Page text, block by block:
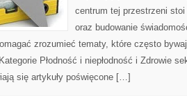
centrum tej przestrzeni
oraz budowanie
zrozumieć tematy, które często
Płodność i niepłodność i Zdrowie
się artykuły poświęcone […]